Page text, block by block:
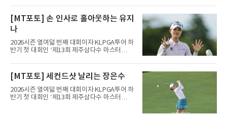
트(파72/6,767야드)에서 열리고 있다.7일 현재
홀에서 경기하고 있다.
[MT포토] 손 인사로 홀아웃하는 유지
나
2026시즌 열여덟 번째 대회이자 KLPGA투어 하
반기 첫 대회인 ‘제13회 제주삼다수 마스터
제주도 서귀포시에 위치한 테디밸리 골프앤리조
트(파72/6,767야드)에서 열리고 있다.7일 현재
2라운드 경기가 펼쳐지고 있다.유지나가 11번
홀에서 경기하고 있다.
[MT포토] 세컨드샷 날리는 장은수
2026시즌 열여덟 번째 대회이자 KLPGA투어 하
반기 첫 대회인 ‘제13회 제주삼다수 마스터